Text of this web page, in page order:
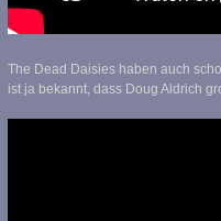
The Dead Daisies haben auch
ist ja bekannt, dass Doug Aldrich